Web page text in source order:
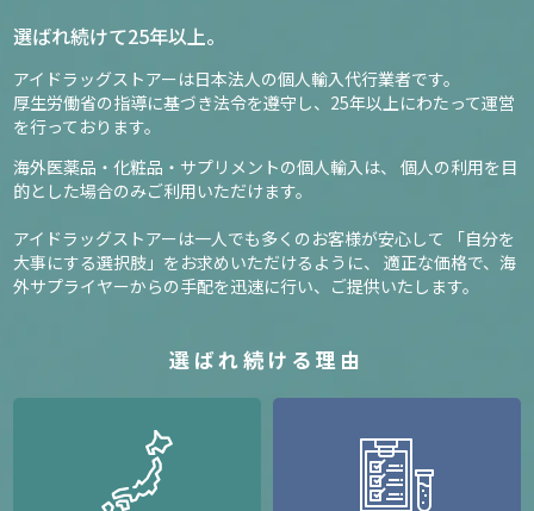
選ばれ続けて25年以上。
アイドラッグストアーは日本法人の個人輸入代行業者です。
厚生労働省の指導に基づき法令を遵守し、 25年以上にわたって運営
を行っております。
海外医薬品・化粧品・サプリメントの個人輸入は、
個人の利用を目
的とした場合のみご利用いただけます。
アイドラッグストアーは一人でも多くのお客様が安心して
「自分を
大事にする選択肢」をお求めいただけるように、
適正な価格で、海
外サプライヤーからの手配を迅速に行い、ご提供いたします。
選ばれ続ける理由